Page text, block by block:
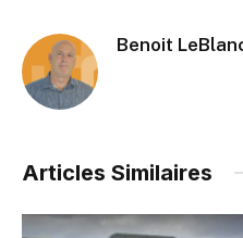
Benoit
Articles Similaires